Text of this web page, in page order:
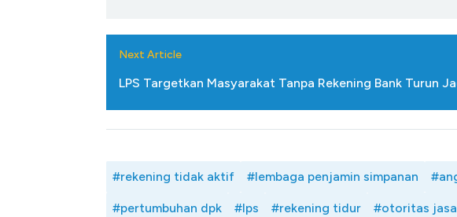
Next Article
LPS Targetkan Masyarakat Tanpa Rekening Bank Turun
#rekening tidak aktif #lembaga penjamin simpanan
#pertumbuhan dpk #lps #rekening tidur #otoritas